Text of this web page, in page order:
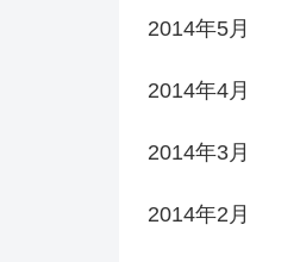
2014年5月
2014年4月
2014年3月
2014年2月